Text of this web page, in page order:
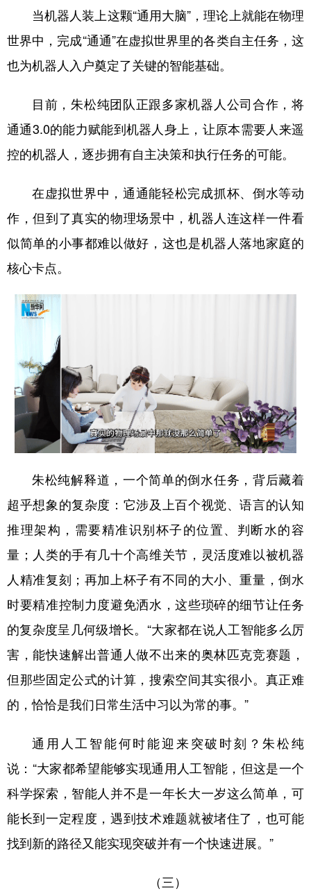
当机器人装上这颗“通用大脑”，理论上就能在物理
世界中，完成“通通”在虚拟世界里的各类自主任务，这
也为机器人入户奠定了关键的智能基础。
目前，朱松纯团队正跟多家机器人公司合作，将
通通3.0的能力赋能到机器人身上，让原本需要人来遥
控的机器人，逐步拥有自主决策和执行任务的可能。
在虚拟世界中，通通能轻松完成抓杯、倒水等动
作，但到了真实的物理场景中，机器人连这样一件看
似简单的小事都难以做好，这也是机器人落地家庭的
核心卡点。
朱松纯解释道，一个简单的倒水任务，背后藏着
超乎想象的复杂度：它涉及上百个视觉、语言的认知
推理架构，需要精准识别杯子的位置、判断水的容
量；人类的手有几十个高维关节，灵活度难以被机器
人精准复刻；再加上杯子有不同的大小、重量，倒水
时要精准控制力度避免洒水，这些琐碎的细节让任务
的复杂度呈几何级增长。“大家都在说人工智能多么厉
害，能快速解出普通人做不出来的奥林匹克竞赛题，
但那些固定公式的计算，搜索空间其实很小。真正难
的，恰恰是我们日常生活中习以为常的事。”
通用人工智能何时能迎来突破时刻？朱松纯
说：“大家都希望能够实现通用人工智能，但这是一个
科学探索，智能人并不是一年长大一岁这么简单，可
能长到一定程度，遇到技术难题就被堵住了，也可能
找到新的路径又能实现突破并有一个快速进展。”
（三）